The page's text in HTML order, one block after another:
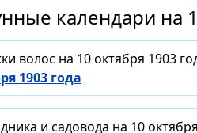
календари на
волос на 10 октября 1903
1903 года
и садовода на 10